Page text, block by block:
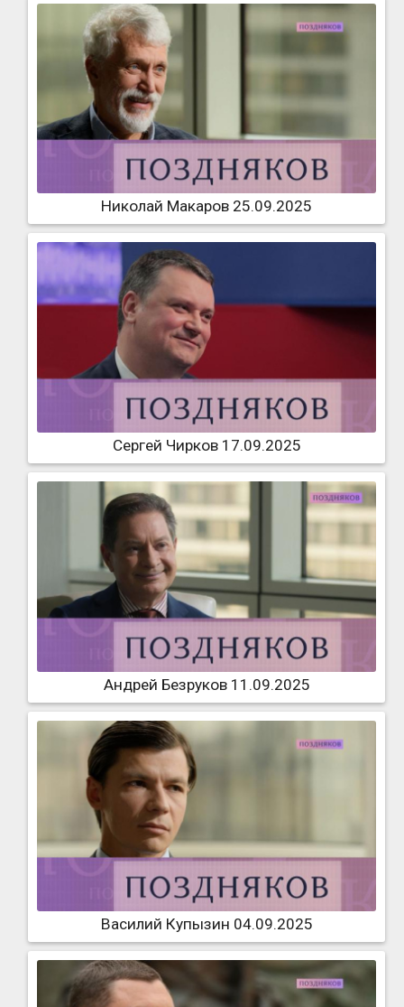
Николай Макаров 25.09.2025
Сергей Чирков 17.09.2025
Андрей Безруков 11.09.2025
Василий Купызин 04.09.2025